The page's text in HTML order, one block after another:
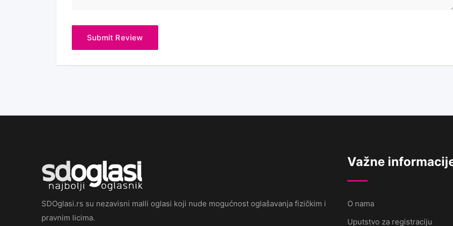
SDOglasi.rs su nezavisni malli oglasi koji nude mogućnost oglašavanja fizičkim i
pravnim licima.
Važne
O nama
Uputstvo za registraciju